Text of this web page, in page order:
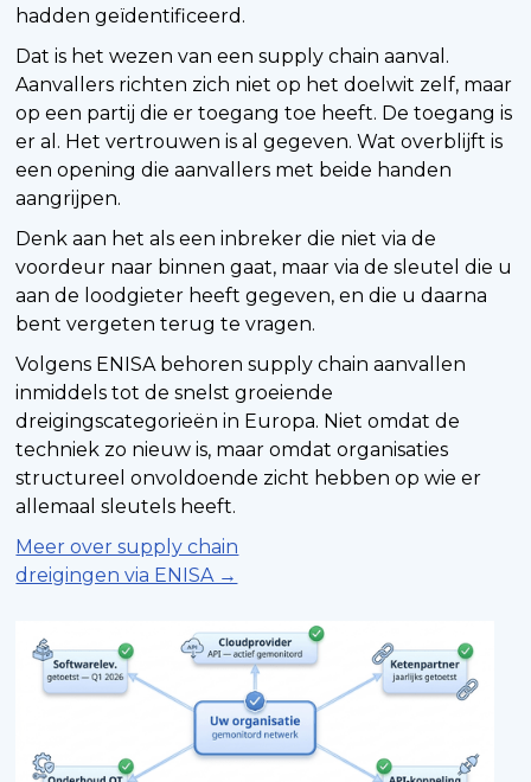
hadden geïdentificeerd.
Dat is het wezen van een supply chain aanval.
Aanvallers richten zich niet op het doelwit zelf, maar
op een partij die er toegang toe heeft. De toegang is
er al. Het vertrouwen is al gegeven. Wat overblijft is
een opening die aanvallers met beide handen
aangrijpen.
Denk aan het als een inbreker die niet via de
voordeur naar binnen gaat, maar via de sleutel die u
aan de loodgieter heeft gegeven, en die u daarna
bent vergeten terug te vragen.
Volgens ENISA behoren supply chain aanvallen
inmiddels tot de snelst groeiende
dreigingscategorieën in Europa. Niet omdat de
techniek zo nieuw is, maar omdat organisaties
structureel onvoldoende zicht hebben op wie er
allemaal sleutels heeft.
Meer over supply chain
dreigingen via ENISA →